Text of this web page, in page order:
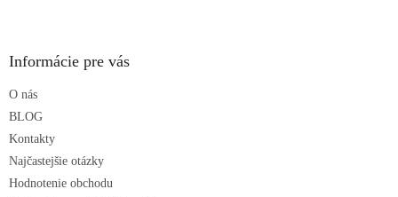
Informácie pre vás
O nás
BLOG
Kontakty
Najčastejšie otázky
Hodnotenie obchodu